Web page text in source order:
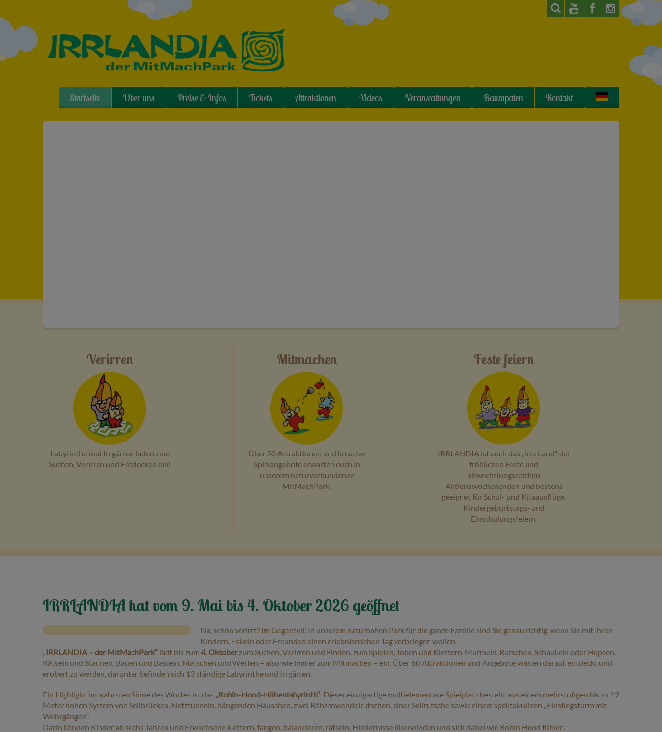
Startseite Über uns Preise & Infos Tickets Attraktionen Videos Veranstaltungen Baumpaten Kontakt
Verirren
Labyrinthe und Irrgärten laden zum
Suchen, Verirren und Entdecken ein!
Mitmachen
Über 50 Attraktionen und kreative
Spielangebote erwarten euch in
unserem naturverbundenen
MitMachPark!
Feste feiern
IRRLANDIA ist auch das „irre Land“ der
fröhlichen Feste und
abwechslungsreichen
Aktionswochenenden und bestens
geeignet für Schul- und Kitaausflüge,
Kindergeburtstags- und
Einschulungsfeiern.
IRRLANDIA hat vom 9. Mai bis 4. Oktober 2026 geöffnet
Na, schon verirrt? Im Gegenteil: In unserem naturnahen Park für die ganze Familie sind Sie genau richtig, wenn Sie mit Ihren
Kindern, Enkeln oder Freunden einen erlebnisreichen Tag verbringen wollen.
„IRRLANDIA – der MitMachPark“ lädt bis zum 4. Oktoberzum Suchen, Verirren und Finden, zum Spielen, Toben und Klettern, Murmeln, Rutschen, Schaukeln oder Hopsen,
Rätseln und Staunen, Bauen und Basteln, Matschen und Werfen – also wie immer zum Mitmachen – ein. Über 60 Attraktionen und Angebote warten darauf, entdeckt und
erobert zu werden, darunter befinden sich 13 ständige Labyrinthe und Irrgärten.
Ein Highlight im wahrsten Sinne des Wortes ist das „Robin-Hood-Höhenlabyrinth“. Dieser einzigartige multielementare Spielplatz besteht aus einem mehrstufigen bis zu 12
Meter hohen System von Seilbrücken, Netztunneln, hängenden Häuschen, zwei Röhrenwendelrutschen, einer Seilrutsche sowie einem spektakulären „Einstiegsturm mit
Wehrgängen“.
Darin können Kinder ab sechs Jahren und Erwachsene klettern, fangen, balancieren, rätseln, Hindernisse überwinden und sich dabei wie Robin Hood fühlen.